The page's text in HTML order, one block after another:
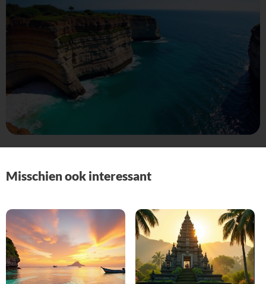
Misschien ook interessant